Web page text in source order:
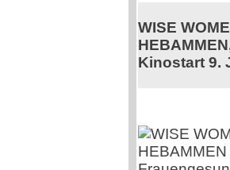
WISE
Kinostart 9.